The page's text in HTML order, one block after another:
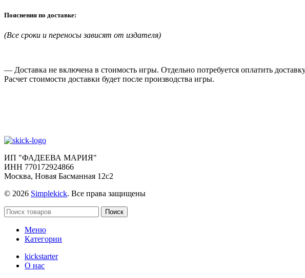
Пояснения по доставке:
(Все сроки и переносы зависят от издателя)
— Доставка не включена в стоимость игры. Отдельно потребуется оплатить
Расчет стоимости доставки будет после производства игры.
ИП "ФАДЕЕВА МАРИЯ"
ИНН 770172924866
Москва, Новая Басманная 12с2
© 2026 Simplekick. Все права защищены
Поиск
Меню
Категории
kickstarter
О нас